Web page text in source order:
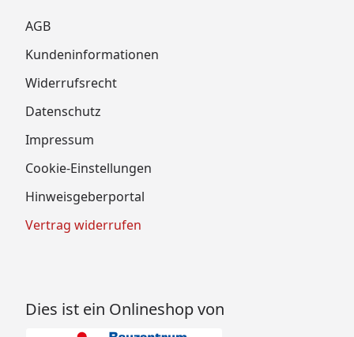
AGB
Kundeninformationen
Widerrufsrecht
Datenschutz
Impressum
Cookie-Einstellungen
Hinweisgeberportal
Vertrag widerrufen
Dies ist ein Onlineshop von